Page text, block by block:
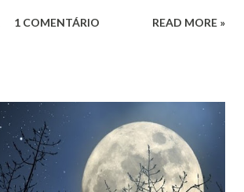
pertencimento e intolerância
o ambiente evangélico não significou
sim se libertar de uma prisão, ela
gente vive: a busca por uma
faça sentido com quem a gente
1 COMENTÁRIO READ MORE »